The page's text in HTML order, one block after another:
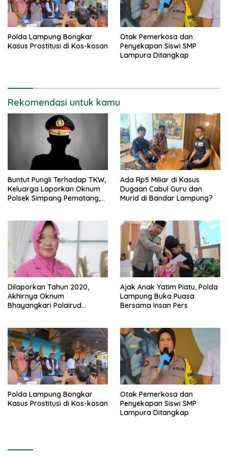
Polda Lampung Bongkar
Kasus Prostitusi di Kos-kosan
Otak Pemerkosa dan
Penyekapan Siswi SMP
Lampura Ditangkap
Rekomendasi untuk kamu
Buntut Pungli Terhadap TKW,
Keluarga Laporkan Oknum
Polsek Simpang Pematang,
Ada Rp5 Miliar di Kasus
Dugaan Cabul Guru dan
Murid di Bandar Lampung?
Dilaporkan Tahun 2020,
Akhirnya Oknum
Bhayangkari Polairud
Ajak Anak Yatim Piatu, Polda
Lampung Buka Puasa
Bersama Insan Pers
Polda Lampung Bongkar
Kasus Prostitusi di Kos-kosan
Otak Pemerkosa dan
Penyekapan Siswi SMP
Lampura Ditangkap